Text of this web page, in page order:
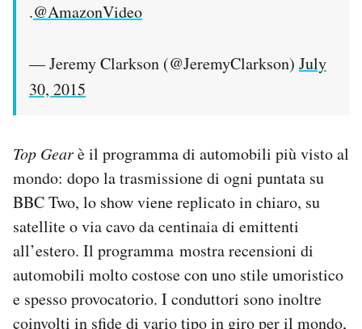
.@AmazonVideo
— Jeremy Clarkson (@JeremyClarkson) July
30, 2015
Top Gearè il programma di automobili più visto al
mondo: dopo la trasmissione di ogni puntata su
BBC Two, lo show viene replicato in chiaro, su
satellite o via cavo da centinaia di emittenti
all’estero. Il programma mostra recensioni di
automobili molto costose con uno stile umoristico
e spesso provocatorio. I conduttori sono inoltre
coinvolti in sfide di vario tipo in giro per il mondo,